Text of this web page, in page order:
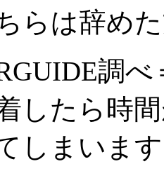
らは辞め
調べ
したら時
しまいます